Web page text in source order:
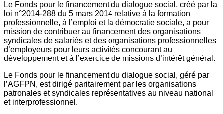
Le Fonds pour le financement du dialogue social, créé par la
loi n°2014-288 du 5 mars 2014 relative à la formation
professionnelle, à l’emploi et la démocratie sociale, a pour
mission de contribuer au financement des organisations
syndicales de salariés et des organisations professionnelles
d’employeurs pour leurs activités concourant au
développement et à l’exercice de missions d’intérêt général.
Le Fonds pour le financement du dialogue social, géré par
l’AGFPN, est dirigé paritairement par les organisations
patronales et syndicales représentatives au niveau national
et interprofessionnel.